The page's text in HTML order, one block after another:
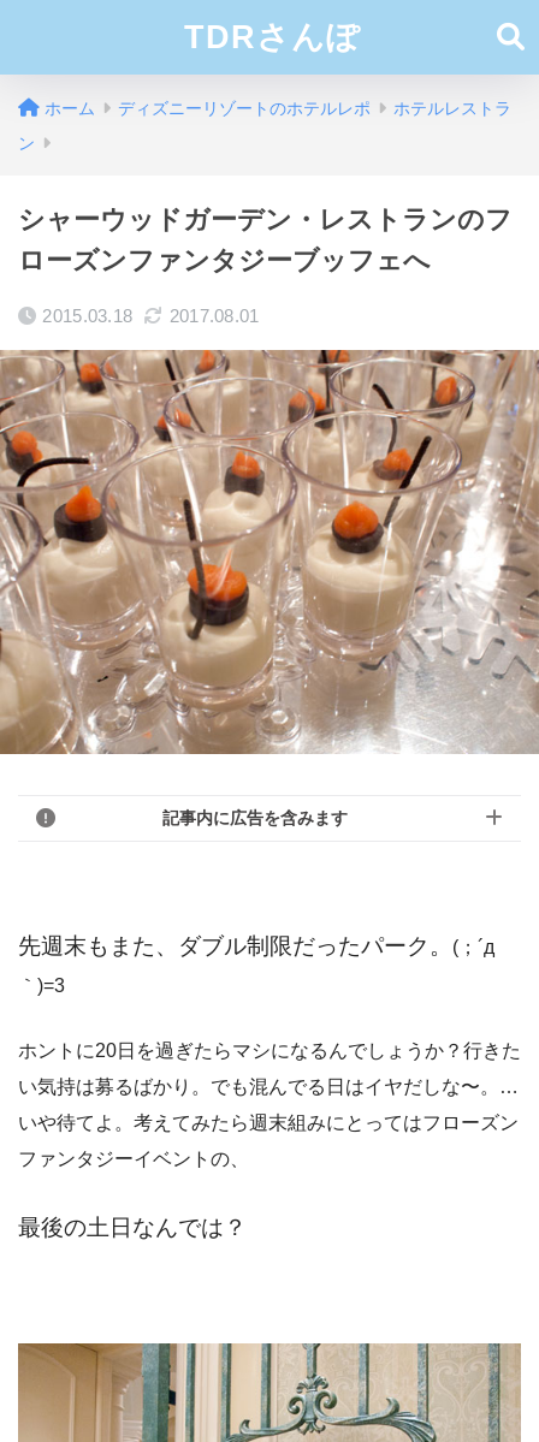
TDRさんぽ
ホーム ディズニーリゾートのホテルレポ
ホテルレストラ
ン
シャーウッドガーデン・レストランのフ
ローズンファンタジーブッフェへ
2015.03.18 2017.08.01
記事内に広告を含みます
先週末もまた、ダブル制限だったパーク。
(；´д
｀)=3
ホントに20日を過ぎたらマシになるんでしょうか？行きた
い気持は募るばかり。でも混んでる日はイヤだしな〜。…
いや待てよ。考えてみたら週末組みにとってはフローズン
ファンタジーイベントの、
最後の土日なんでは？